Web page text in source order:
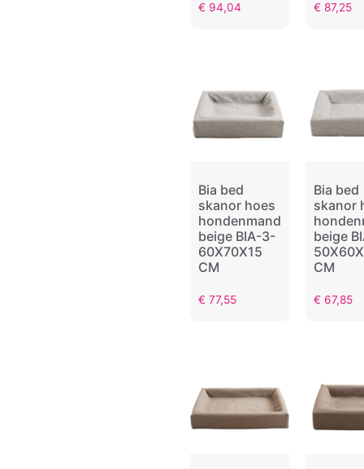
€ 94,04 € 87,25
Bia bed
skanor hoes
hondenmand
beige BIA-3-
60X70X15
CM
€ 77,55
Bia bed
skanor
beige
CM
€ 67,85